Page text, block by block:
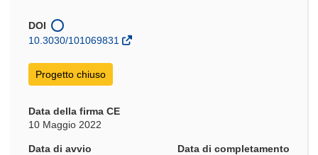
DOI
10.3030/101069831
Progetto chiuso
Data della firma CE
10 Maggio 2022
Data di avvio
Data di completamento